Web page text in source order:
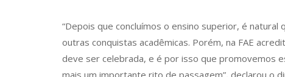
“Depois que concluímos o ensino superior, é natural
outras conquistas acadêmicas. Porém, na FAE
deve ser celebrada, e é por isso que promovemos
mais um importante rito de passagem”, declarou o